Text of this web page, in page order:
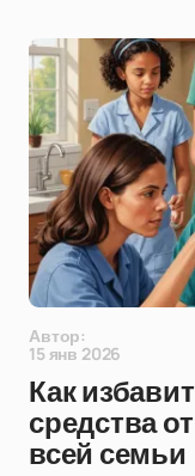
Автор:
15 янв 2026
Как
средства
всей семьи